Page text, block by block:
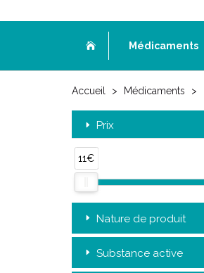
Médicaments
Accueil Médicaments
Prix
11€
Nature de produit
Substance active